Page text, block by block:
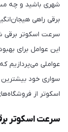
شهری باشید و چه
برقی راهی
سرعت اسکوتر برقی
این عوامل برای
عواملی می‌پردازیم
سواری خود بیشترین
اسکوتر از
سرعت اسکوتر